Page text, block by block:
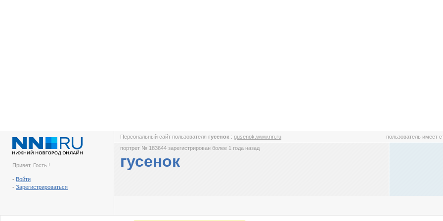
Привет, Гость !
- Войти
- Зарегистрироваться
Персональный сайт пользователя гусенок : gusenok.www.nn.ru пользователь имеет
портрет № 183644 зарегистрирован более 1 года назад
гусенок